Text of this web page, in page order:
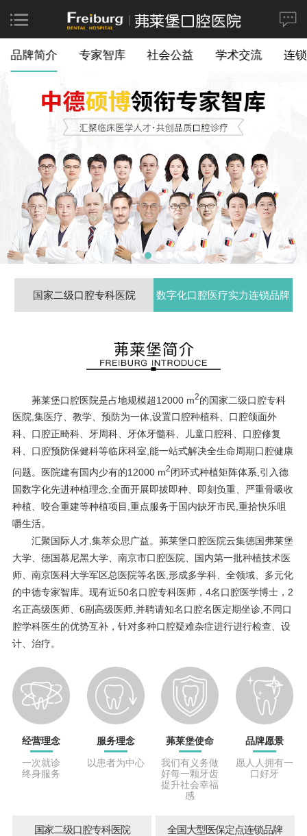
品牌简介 专家智库 社会公益 学术交流 连
国家二级口腔专科医院 数字化口腔医疗实力连锁品牌
茀莱堡口腔医院是占地规模超12000 m2的国家二级口腔专科
医院,集医疗、教学、预防为一体,设置口腔种植科、口腔颌面外
科、口腔正畸科、牙周科、牙体牙髓科、儿童口腔科、口腔修复
科、口腔预防保健科等临床科室,能一站式解决全生命周期口腔健康
问题。医院建有国内少有的12000 m2闭环式种植矩阵体系,引入德
国数字化先进种植理念,全面开展即拔即种、即刻负重、严重骨吸收
种植、咬合重建等种植项目,重点服务于国内缺牙市民,重拾快乐咀
嚼生活。
汇聚国际人才,集萃众思广益。茀莱堡口腔医院云集德国弗莱堡
大学、德国慕尼黑大学、南京市口腔医院、国内第一批种植技术医
师、南京医科大学军区总医院等名医,形成多学科、全领域、多元化
的中德专家智库。现有近50名口腔专科医师，4名口腔医学博士，2
名正高级医师、6副高级医师,并聘请知名口腔名医定期坐诊,不同口
腔学科医生的优势互补，针对多种口腔疑难杂症进行进行检查、设
计、治疗。
经营理念
一次就诊
终身服务
服务理念
以患者为中心
茀莱堡使命
我们有义务做
好每一颗牙齿
提升社会幸福
感
品牌愿景
愿人人拥有一
口好牙
国家二级口腔专科医院 全国大型医保定点连锁品牌